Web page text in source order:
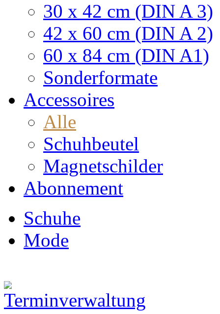
30 x 42 cm (DIN A 3)
42 x 60 cm (DIN A 2)
60 x 84 cm (DIN A1)
Sonderformate
Accessoires
Alle
Schuhbeutel
Magnetschilder
Abonnement
Schuhe
Mode